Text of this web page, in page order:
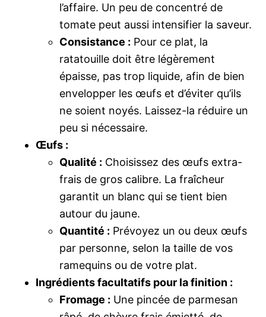
l’affaire. Un peu de concentré de
tomate peut aussi intensifier la saveur.
Consistance : Pour ce plat, la
ratatouille doit être légèrement
épaisse, pas trop liquide, afin de bien
envelopper les œufs et d’éviter qu’ils
ne soient noyés. Laissez-la réduire un
peu si nécessaire.
Œufs :
Qualité : Choisissez des œufs extra-
frais de gros calibre. La fraîcheur
garantit un blanc qui se tient bien
autour du jaune.
Quantité : Prévoyez un ou deux œufs
par personne, selon la taille de vos
ramequins ou de votre plat.
Ingrédients facultatifs pour la finition :
Fromage : Une pincée de parmesan